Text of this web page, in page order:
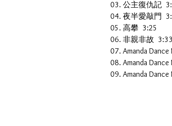
03. 公主復仇記
04. 夜半愛敲門
05. 高攀 3:25
06. 非親非故 3:33
07. Amanda
08. Amanda
09. Amanda